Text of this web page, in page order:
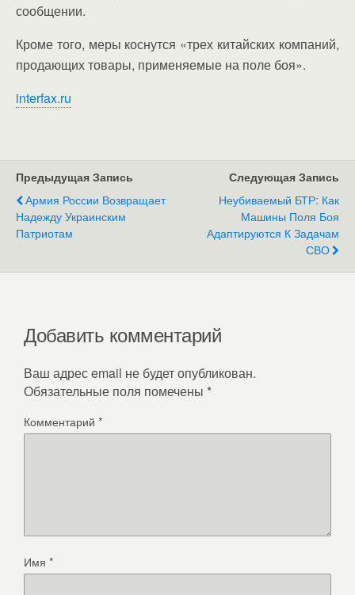
сообщении.
Кроме того, меры коснутся «трех китайских компаний,
продающих товары, применяемые на поле боя».
interfax.ru
Предыдущая Запись
Армия России Возвращает
Надежду Украинским
Патриотам
Следующая Запись
Неубиваемый БТР: Как
Машины Поля Боя
Адаптируются К Задачам
СВО
Добавить комментарий
Ваш адрес email не будет опубликован.
Обязательные поля помечены *
Комментарий *
Имя *